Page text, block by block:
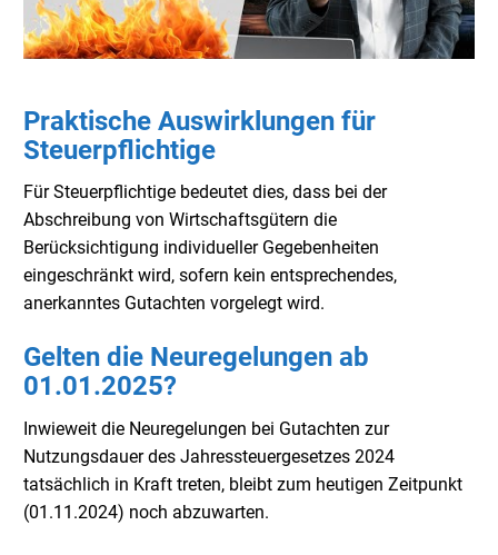
Praktische Auswirklungen für
Steuerpflichtige
Für Steuerpflichtige bedeutet dies, dass bei der
Abschreibung von Wirtschaftsgütern die
Berücksichtigung individueller Gegebenheiten
eingeschränkt wird, sofern kein entsprechendes,
anerkanntes Gutachten vorgelegt wird.
Gelten die Neuregelungen ab
01.01.2025?
Inwieweit die Neuregelungen bei Gutachten zur
Nutzungsdauer des Jahressteuergesetzes 2024
tatsächlich in Kraft treten, bleibt zum heutigen Zeitpunkt
(01.11.2024) noch abzuwarten.